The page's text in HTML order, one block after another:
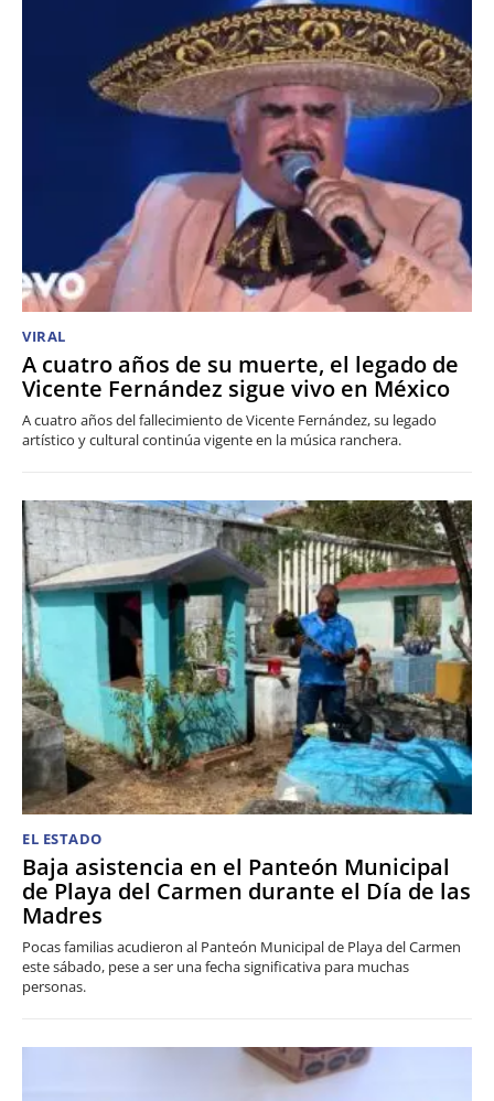
VIRAL
A cuatro años de su muerte, el legado de
Vicente Fernández sigue vivo en México
A cuatro años del fallecimiento de Vicente Fernández, su legado
artístico y cultural continúa vigente en la música ranchera.
EL ESTADO
Baja asistencia en el Panteón Municipal
de Playa del Carmen durante el Día de las
Madres
Pocas familias acudieron al Panteón Municipal de Playa del Carmen
este sábado, pese a ser una fecha significativa para muchas
personas.